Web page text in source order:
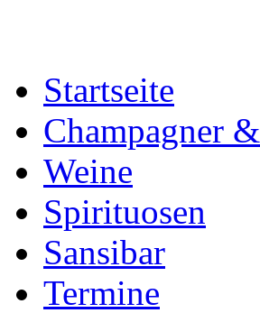
Startseite
Champagner
Weine
Spirituosen
Sansibar
Termine